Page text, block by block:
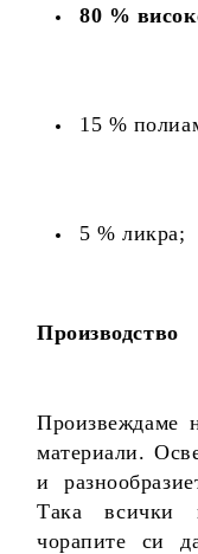
80 %
15 %
5 % ликра;
Производство
Произвеждаме
материали.
и
Така всички
чорапите си